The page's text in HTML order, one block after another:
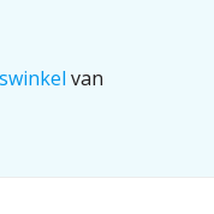
van